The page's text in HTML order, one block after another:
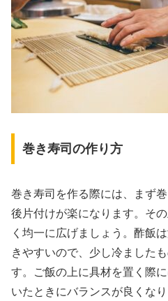
巻き寿司の作り方
巻き寿司を作る際には、まず
後片付けが楽になります。そ
く均一に広げましょう。酢飯
きやすいので、少し冷ました
す。ご飯の上に具材を置く際
いたときにバランスが良くな